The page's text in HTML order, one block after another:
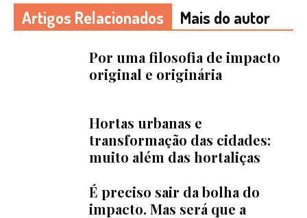
Artigos Relacionados Mais do autor
Por uma filosofia de impacto
original e originária
Hortas urbanas e
transformação das cidades:
muito além das hortaliças
É preciso sair da bolha do
impacto. Mas será que a